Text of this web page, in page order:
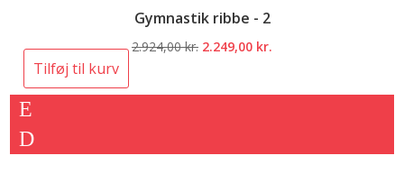
Gymnastik ribbe - 2
2.924,00kr. Den
2.249,00 kr.
Tilføj til kurv